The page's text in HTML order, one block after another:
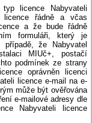
licence Nabyvateli
licence řádně a včas
a že bude řádně
formuláři, který je
že Nabyvatel
MIUč+, postačí
podmínek ze strany
oprávněn licenci
licence e-mail na e-
může být ověřována
e-mailové adresy dle
Nabyvateli licence